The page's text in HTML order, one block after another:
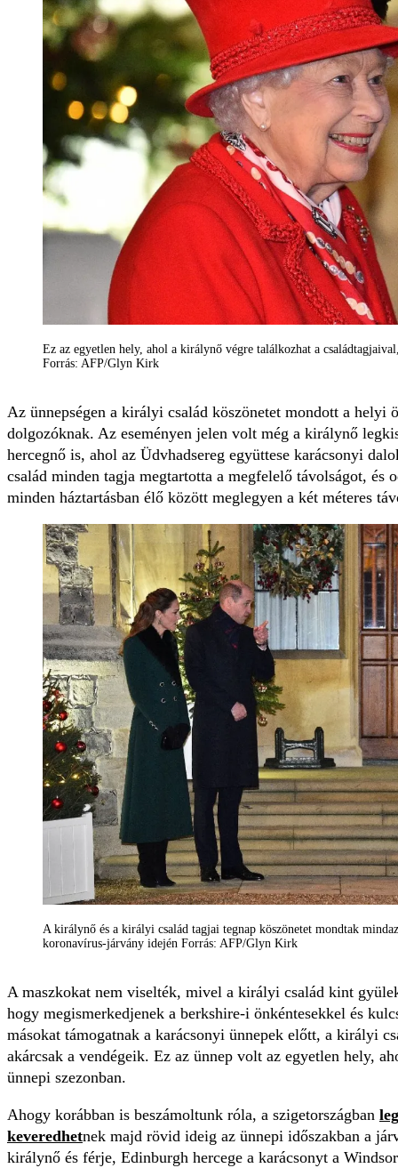
Ez az egyetlen hely, ahol a királynő végre találkozhat a
Forrás: AFP/Glyn Kirk
Az ünnepségen a királyi család köszönetet mondott a helyi
dolgozóknak. Az eseményen jelen volt még a királynő
hercegnő is, ahol az Üdvhadsereg együttese karácsonyi
család minden tagja megtartotta a megfelelő távolságot, és
minden háztartásban élő között meglegyen a két méteres
A királynő és a királyi család tagjai tegnap köszönetet mondtak
koronavírus-járvány idején Forrás: AFP/Glyn Kirk
A maszkokat nem viselték, mivel a királyi család kint
hogy megismerkedjenek a berkshire-i önkéntesekkel és
másokat támogatnak a karácsonyi ünnepek előtt, a királyi
akárcsak a vendégeik. Ez az ünnep volt az egyetlen hely,
ünnepi szezonban.
Ahogy korábban is beszámoltunk róla, a szigetországban
keveredhetnek majd rövid ideig az ünnepi időszakban a
királynő és férje, Edinburgh hercege a karácsonyt a